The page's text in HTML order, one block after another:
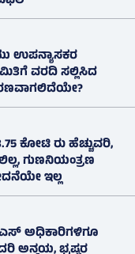
ಉಪನ್ಯಾಸಕರ
ವರದಿ ಸಲ್ಲಿಸಿದ
ಕೋಟಿ ರು ಹೆಚ್ಚುವರಿ,
ಗುಣನಿಯಂತ್ರಣ
ಇಲ್ಲ
ಅಧಿಕಾರಿಗಳಿಗೂ